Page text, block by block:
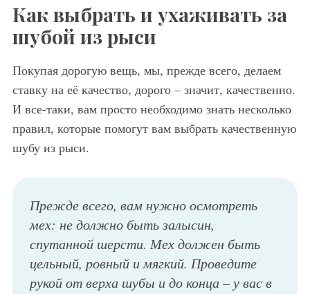
Как выбрать и ухаживать за
шубой из рыси
Покупая дорогую вещь, мы, прежде всего, делаем
ставку на её качество, дорого – значит, качественно.
И все-таки, вам просто необходимо знать несколько
правил, которые помогут вам выбрать качественную
шубу из рыси.
Прежде всего, вам нужно осмотреть
мех: не должно быть залысин,
спутанной шерсти. Мех должен быть
цельный, ровный и мягкий. Проведите
рукой от верха шубы и до конца – у вас в